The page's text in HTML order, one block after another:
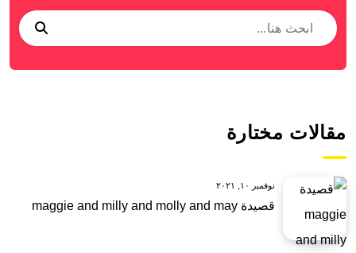
مقالات مختارة
نوفمبر ١٠, ٢٠٢١
قصيدة maggie and milly and molly and may